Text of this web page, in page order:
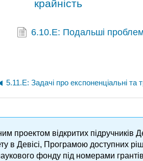
крайність
6.10.E: Подальші
проектом відкритих
в Девісі, Програмою доступних
фонду під номерами